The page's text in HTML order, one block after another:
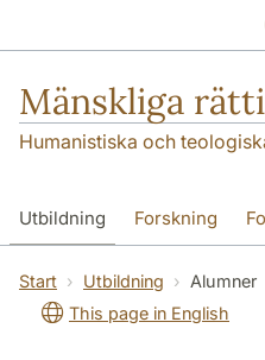
Mänskliga
Humanistiska och
Utbildning Forskning
Kontakt Om oss
Start Utbildning
Alumner
This page in English